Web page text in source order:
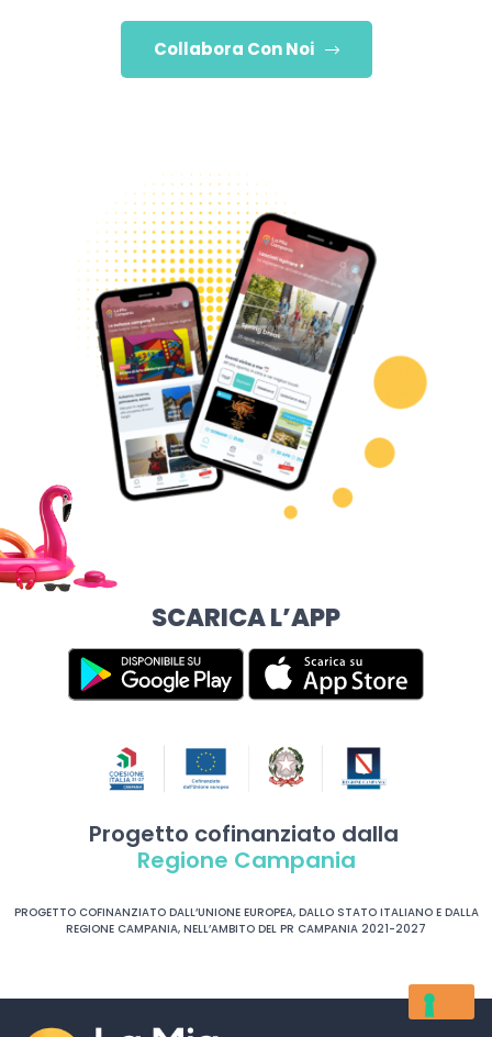
Collabora Con Noi
SCARICA L’APP
Progetto cofinanziato dalla
Regione Campania
PROGETTO COFINANZIATO DALL’UNIONE EUROPEA, DALLO STATO ITALIANO E DALLA
REGIONE CAMPANIA, NELL’AMBITO DEL PR CAMPANIA 2021-2027